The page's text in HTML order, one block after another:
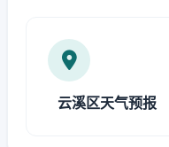
云溪区天气预报